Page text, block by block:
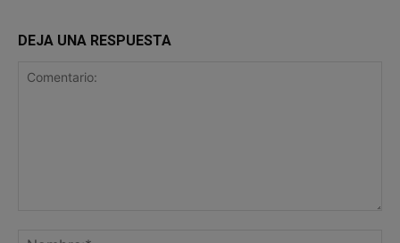
DEJA UNA RESPUESTA